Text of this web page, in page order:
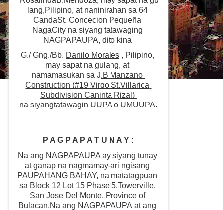
lang,Pilipino, at naninirahan sa 64
CandaSt. Concecion Pequeña
NagaCity na siyang tatawaging
NAGPAPAUPA, dito kina
G./ Gng./Bb. Danilo Morales , Pilipino,
may sapat na gulang, at
namamasukan sa J.B Manzano
Construction (#19 Virgo St.Villarica
Subdivision Caninta Rizal)
na siyangtatawagin UUPA o UMUUPA.
P A G P A P A T U N A Y :
Na ang NAGPAPAUPA ay siyang tunay
at ganap na nagmamay-ari ngisang
PAUPAHANG BAHAY, na matatagpuan
sa Block 12 Lot 15 Phase 5,Towerville,
San Jose Del Monte, Province of
Bulacan,Na ang NAGPAPAUPA at ang